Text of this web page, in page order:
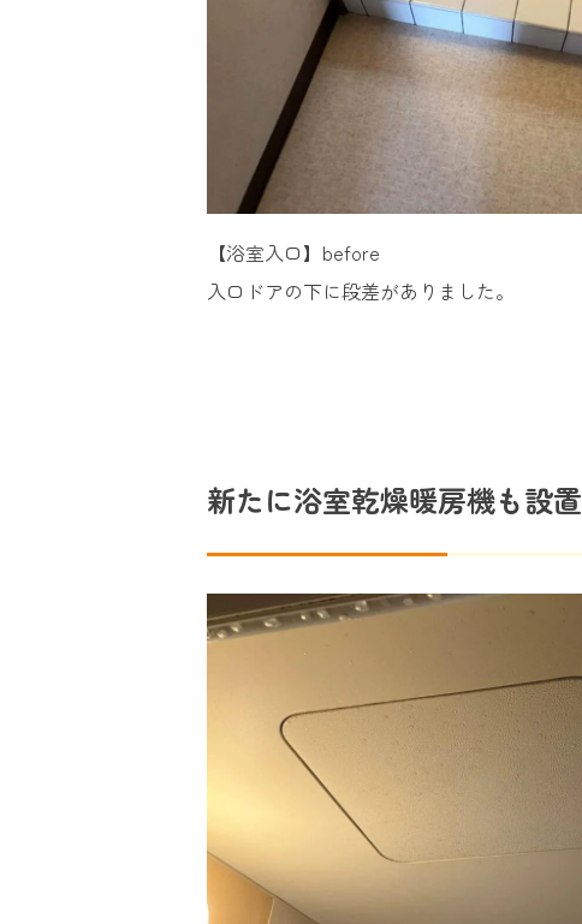
【浴室入口】before
入口ドアの下に段差がありました。
新たに浴室乾燥暖房機も設置